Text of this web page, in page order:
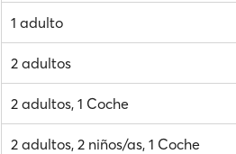
1 adulto
2 adultos
2 adultos, 1 Coche
2 adultos, 2 niños/as, 1 Coche